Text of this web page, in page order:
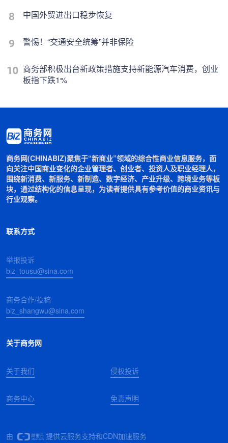
中国外贸进出口稳步恢复
警惕！“交通安全统筹”并非保险
商务部积极出台新政策措施支持新能源汽车消费，创业
板指下跌1%
商务网(CHINABIZ)聚焦于“新商业”领域的综合性商业信息服务，面
向关注中国商业变化的企业管理者、创业者、投资人及职业经理人，
围绕新消费、新服务、新制造、数字经济、产业升级、跨境业务等板
块，通过结构化的信息呈现，为读者提供具有参考价值的商业资讯与
行业观察。
联系方式
举报投诉
biz_tousu@sina.com
商务合作/投稿
biz_shangwu@sina.com
关于商务网
关于我们 侵权投诉
商务中心 免责声明
由 提供云服务支持和CDN加速服务